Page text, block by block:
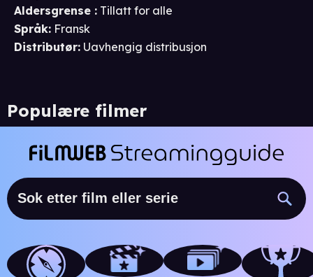
Aldersgrense : Tillatt for alle
Språk: Fransk
Distributør: Uavhengig distribusjon
Populære filmer